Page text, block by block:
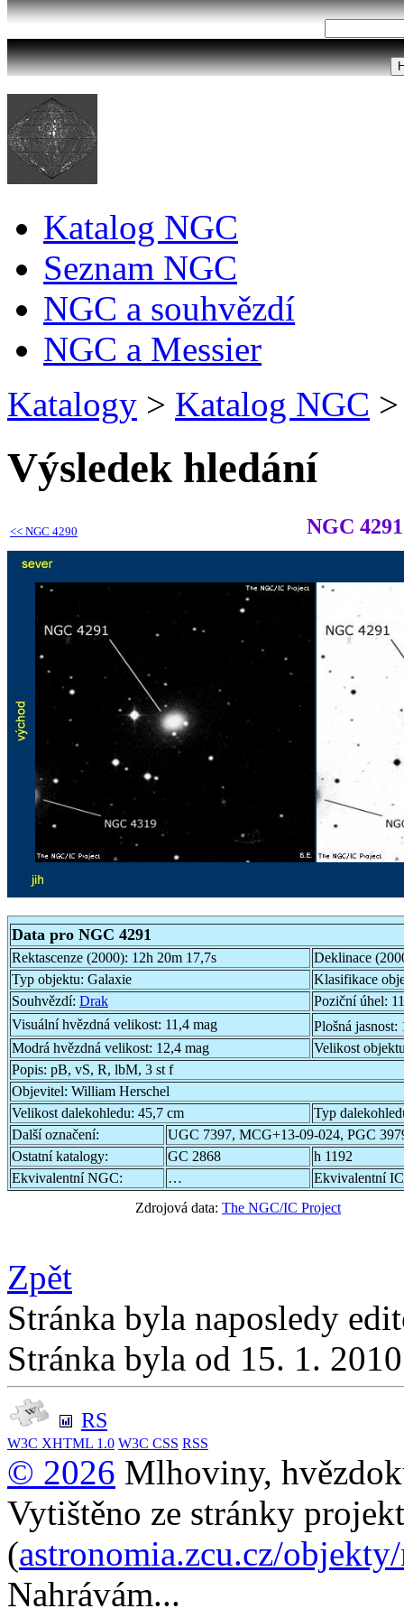
Katalog NGC
Seznam NGC
NGC a souhvězdí
NGC a Messier
Katalogy > Katalog NGC >
Výsledek hledání
<< NGC 4290 NGC 4291
Data pro NGC 4291
Rektascenze (2000): 12h 20m 17,7s
Deklinace
Typ objektu: Galaxie
Klasifikace
Souhvězdí: Drak Poziční úhel:
Visuální hvězdná velikost: 11,4 mag Plošná jasnost:
Modrá hvězdná velikost: 12,4 mag
Velikost
Popis: pB, vS, R, lbM, 3 st f
Objevitel: William Herschel
Velikost dalekohledu: 45,7 cm
Typ
Další označení:
UGC 7397, MCG+13-09-024, PGC
Ostatní katalogy:
GC 2868
h 1192
Ekvivalentní NGC:
…
Ekvivalentní
Zdrojová data: The NGC/IC Project
Zpět
Stránka byla naposledy
Stránka byla od 15. 1.
RS
W3C XHTML 1.0 W3C CSS RSS
© 2026 Mlhoviny,
Vytištěno ze stránky
(astronomia.zcu.cz/
Nahrávám...